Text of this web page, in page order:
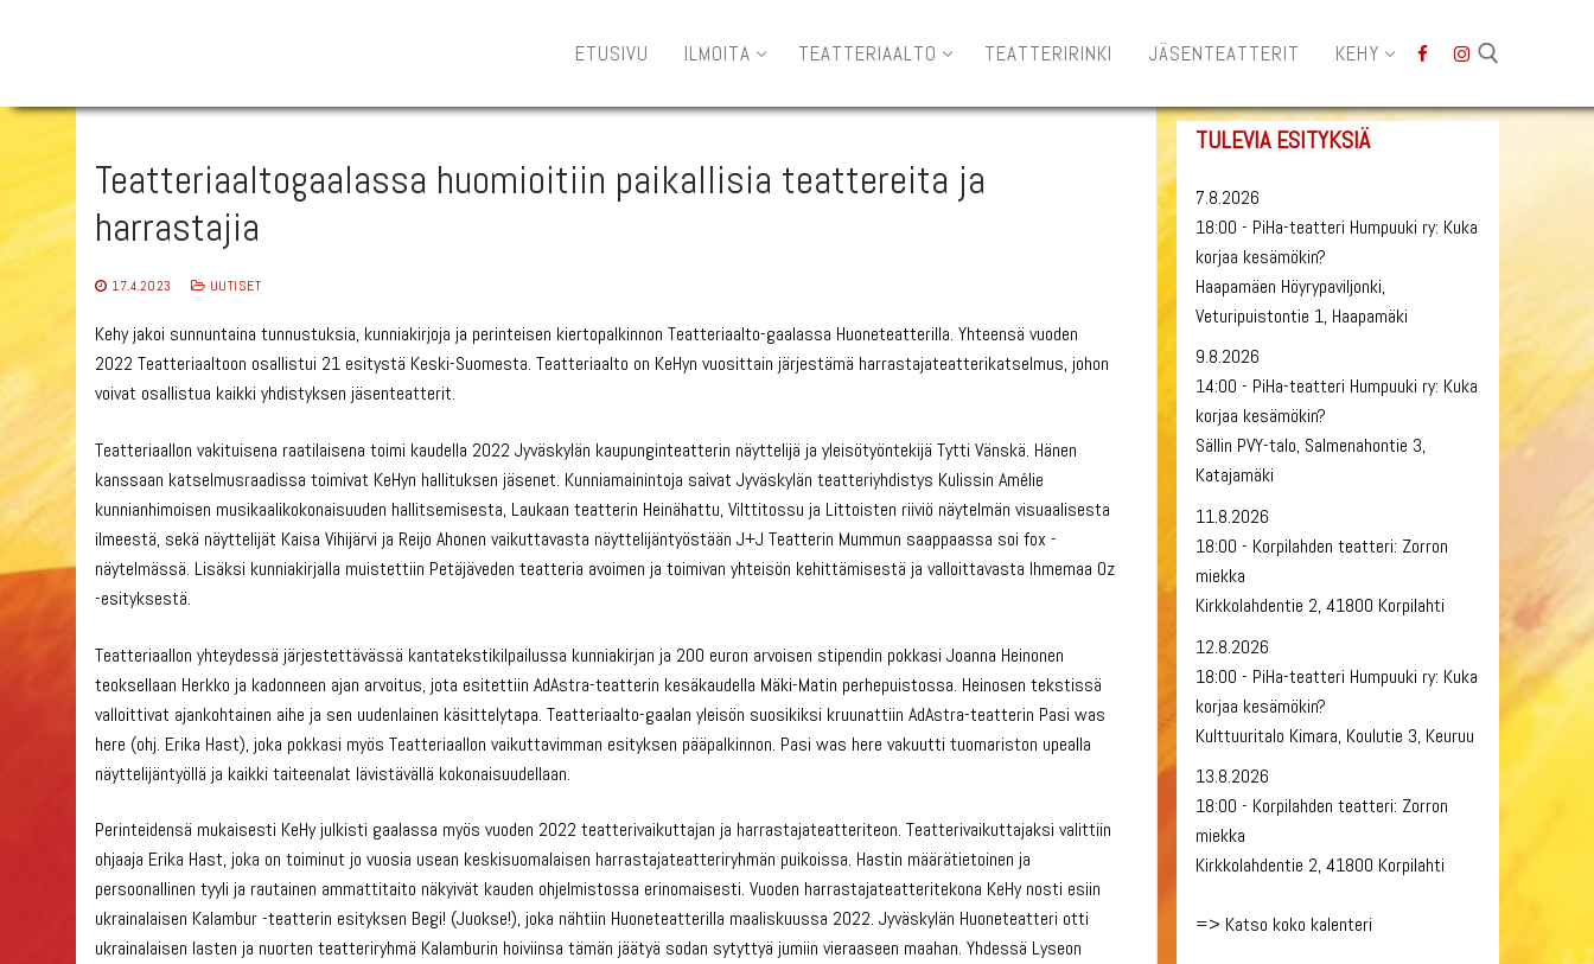
ETUSIVU ILMOITA TEATTERIAALTO TEATTERIRINKI JÄSENTEATTERIT KEHY
Hae:
Teatteriaaltogaalassa huomioitiin paikallisia teattereita ja
harrastajia
17.4.2023 UUTISET
Kehy jakoi sunnuntaina tunnustuksia, kunniakirjoja ja perinteisen kiertopalkinnon Teatteriaalto-gaalassa Huoneteatterilla. Yhteensä vuoden
2022 Teatteriaaltoon osallistui 21 esitystä Keski-Suomesta. Teatteriaalto on KeHyn vuosittain järjestämä harrastajateatterikatselmus, johon
voivat osallistua kaikki yhdistyksen jäsenteatterit.
Teatteriaallon vakituisena raatilaisena toimi kaudella 2022 Jyväskylän kaupunginteatterin näyttelijä ja yleisötyöntekijä Tytti Vänskä. Hänen
kanssaan katselmusraadissa toimivat KeHyn hallituksen jäsenet. Kunniamainintoja saivat Jyväskylän teatteriyhdistys Kulissin Amélie
kunnianhimoisen musikaalikokonaisuuden hallitsemisesta, Laukaan teatterin Heinähattu, Vilttitossu ja Littoisten riiviö näytelmän visuaalisesta
ilmeestä, sekä näyttelijät Kaisa Vihijärvi ja Reijo Ahonen vaikuttavasta näyttelijäntyöstään J+J Teatterin Mummun saappaassa soi fox -
näytelmässä. Lisäksi kunniakirjalla muistettiin Petäjäveden teatteria avoimen ja toimivan yhteisön kehittämisestä ja valloittavasta Ihmemaa Oz
-esityksestä.
Teatteriaallon yhteydessä järjestettävässä kantatekstikilpailussa kunniakirjan ja 200 euron arvoisen stipendin pokkasi Joanna Heinonen
teoksellaan Herkko ja kadonneen ajan arvoitus, jota esitettiin AdAstra-teatterin kesäkaudella Mäki-Matin perhepuistossa. Heinosen tekstissä
valloittivat ajankohtainen aihe ja sen uudenlainen käsittelytapa. Teatteriaalto-gaalan yleisön suosikiksi kruunattiin AdAstra-teatterin Pasi was
here (ohj. Erika Hast), joka pokkasi myös Teatteriaallon vaikuttavimman esityksen pääpalkinnon. Pasi was here vakuutti tuomariston upealla
näyttelijäntyöllä ja kaikki taiteenalat lävistävällä kokonaisuudellaan.
Perinteidensä mukaisesti KeHy julkisti gaalassa myös vuoden 2022 teatterivaikuttajan ja harrastajateatteriteon. Teatterivaikuttajaksi valittiin
ohjaaja Erika Hast, joka on toiminut jo vuosia usean keskisuomalaisen harrastajateatteriryhmän puikoissa. Hastin määrätietoinen ja
persoonallinen tyyli ja rautainen ammattitaito näkyivät kauden ohjelmistossa erinomaisesti. Vuoden harrastajateatteritekona KeHy nosti esiin
ukrainalaisen Kalambur -teatterin esityksen Begi! (Juokse!), joka nähtiin Huoneteatterilla maaliskuussa 2022. Jyväskylän Huoneteatteri otti
ukrainalaisen lasten ja nuorten teatteriryhmä Kalamburin hoiviinsa tämän jäätyä sodan sytyttyä jumiin vieraaseen maahan. Yhdessä Lyseon
TULEVIA ESITYKSIÄ
7.8.2026
18:00 - PiHa-teatteri Humpuuki ry: Kuka
korjaa kesämökin?
Haapamäen Höyrypaviljonki,
Veturipuistontie 1, Haapamäki
9.8.2026
14:00 - PiHa-teatteri Humpuuki ry: Kuka
korjaa kesämökin?
Sällin PVY-talo, Salmenahontie 3,
Katajamäki
11.8.2026
18:00 - Korpilahden teatteri: Zorron
miekka
Kirkkolahdentie 2, 41800 Korpilahti
12.8.2026
18:00 - PiHa-teatteri Humpuuki ry: Kuka
korjaa kesämökin?
Kulttuuritalo Kimara, Koulutie 3, Keuruu
13.8.2026
18:00 - Korpilahden teatteri: Zorron
miekka
Kirkkolahdentie 2, 41800 Korpilahti
=> Katso koko kalenteri